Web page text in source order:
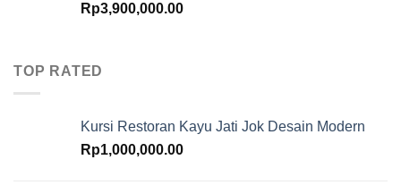
Rp3,900,000.00
TOP RATED
Kursi Restoran Kayu Jati Jok Desain Modern
Rp1,000,000.00